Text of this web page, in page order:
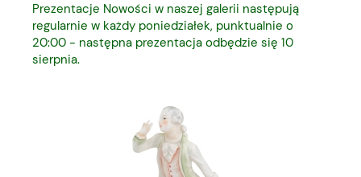
Prezentacje Nowości w naszej galerii następują
regularnie w każdy poniedziałek, punktualnie o
20:00 - następna prezentacja odbędzie się 10
sierpnia.